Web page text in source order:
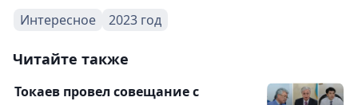
Интересное 2023 год
Читайте также
Токаев провел совещание с